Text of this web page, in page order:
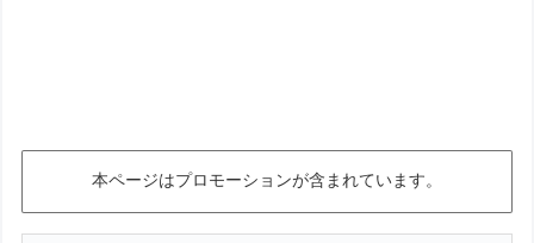
本ページはプロモーションが含まれています。